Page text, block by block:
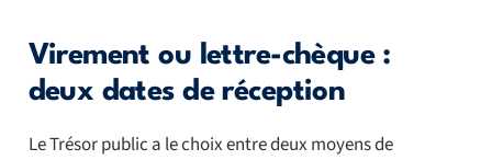
Virement ou lettre-chèque :
deux dates de réception
Le Trésor public a le choix entre deux moyens de